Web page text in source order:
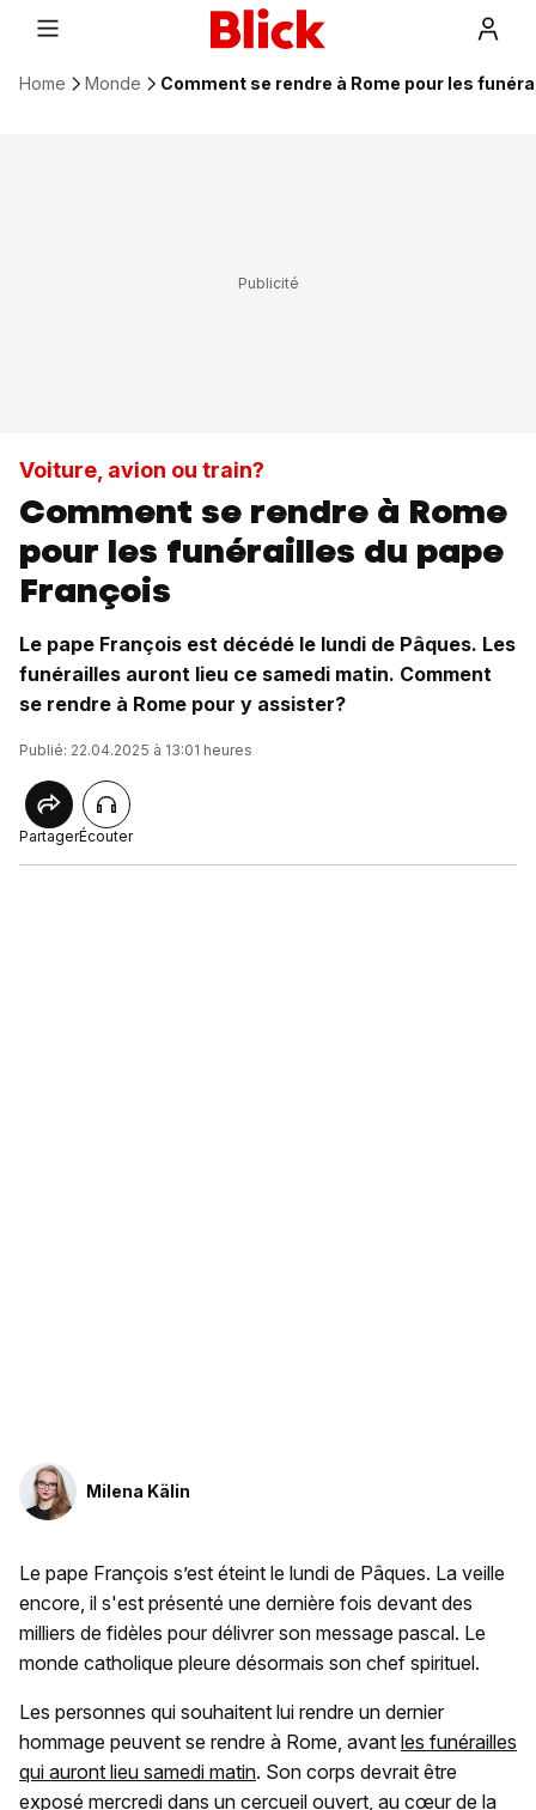
Home Monde Comment se rendre à Rome pour les
Voiture, avion ou train?
Comment se rendre à Rome
pour les funérailles du pape
François
Le pape François est décédé le lundi de Pâques. Les
funérailles auront lieu ce samedi matin. Comment
se rendre à Rome pour y assister?
Publié: 22.04.2025 à 13:01 heures
PartagerÉcouter
Milena Kälin
Le pape François s’est éteint le lundi de Pâques. La veille
encore, il s'est présenté une dernière fois devant des
milliers de fidèles pour délivrer son message pascal. Le
monde catholique pleure désormais son chef spirituel.
Les personnes qui souhaitent lui rendre un dernier
hommage peuvent se rendre à Rome, avant les funérailles
qui auront lieu samedi matin. Son corps devrait être
exposé mercredi dans un cercueil ouvert, au cœur de la